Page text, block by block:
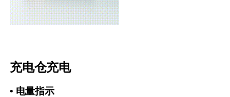
充电仓充电
• 电量指示